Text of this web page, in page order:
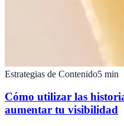
Estrategias de Contenido5 min
Cómo utilizar las
aumentar tu visibilidad